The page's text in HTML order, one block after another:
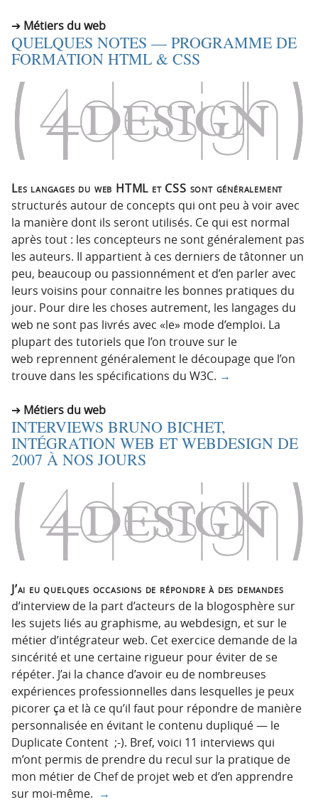
Métiers du web
QUELQUES NOTES — PROGRAMME DE
FORMATION HTML & CSS
Les langages du web HTML et CSS sont généralement
structurés autour de concepts qui ont peu à voir avec
la manière dont ils seront utilisés. Ce qui est normal
après tout : les concepteurs ne sont généralement pas
les auteurs. Il appartient à ces derniers de tâtonner un
peu, beaucoup ou passionnément et d’en parler avec
leurs voisins pour connaitre les bonnes pratiques du
jour. Pour dire les choses autrement, les langages du
web ne sont pas livrés avec «le» mode d’emploi. La
plupart des tutoriels que l’on trouve sur le
web reprennent généralement le découpage que l’on
trouve dans les spécifications du W3C. →
Métiers du web
INTERVIEWS BRUNO BICHET,
INTÉGRATION WEB ET WEBDESIGN DE
2007 À NOS JOURS
J’ai eu quelques occasions de répondre à des demandes
d’interview de la part d’acteurs de la blogosphère sur
les sujets liés au graphisme, au webdesign, et sur le
métier d’intégrateur web. Cet exercice demande de la
sincérité et une certaine rigueur pour éviter de se
répéter. J’ai la chance d’avoir eu de nombreuses
expériences professionnelles dans lesquelles je peux
picorer ça et là ce qu’il faut pour répondre de manière
personnalisée en évitant le contenu dupliqué — le
Duplicate Content ;-). Bref, voici 11 interviews qui
m’ont permis de prendre du recul sur la pratique de
mon métier de Chef de projet web et d’en apprendre
sur moi-même. →